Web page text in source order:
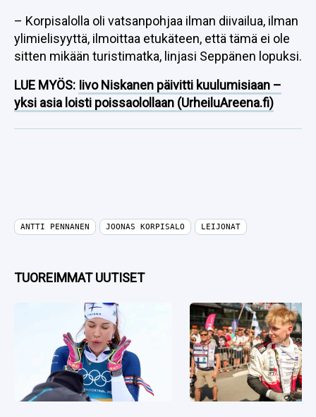
– Korpisalolla oli vatsanpohjaa ilman diivailua, ilman
ylimielisyyttä, ilmoittaa etukäteen, että tämä ei ole
sitten mikään turistimatka, linjasi Seppänen lopuksi.
LUE MYÖS: Iivo Niskanen päivitti kuulumisiaan –
yksi asia loisti poissaolollaan (UrheiluAreena.fi)
ANTTI PENNANEN JOONAS KORPISALO LEIJONAT
TUOREIMMAT UUTISET